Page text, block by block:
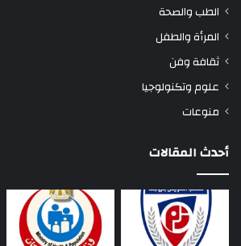
الطب والصحة
المرأة والطفل
ثقافة وفن
علوم وتكنولوجيا
منوعات
أحدث المقالات